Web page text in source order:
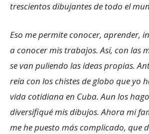
trescientos dibujantes de todo el
Eso me permite conocer, aprender,
a conocer mis trabajos. Así, con las
se van puliendo las ideas propias.
reía con los chistes de globo que yo
vida cotidiana en Cuba. Aun los
diversifiqué mis dibujos. Ahora mi
me he puesto más complicado, que